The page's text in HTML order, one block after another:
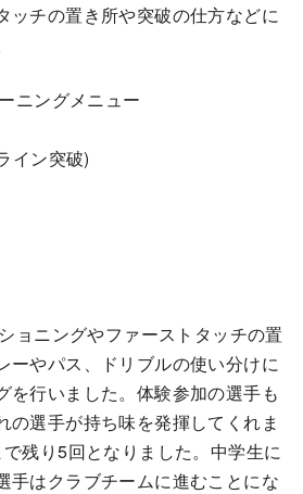
ッチの置き所や突破の仕方などに
ニングメニュー
イン突破)
ョニングやファーストタッチの置
ーやパス、ドリブルの使い分けに
を行いました。体験参加の選手も
の選手が持ち味を発揮してくれま
残り5回となりました。中学生に
手はクラブチームに進むことにな